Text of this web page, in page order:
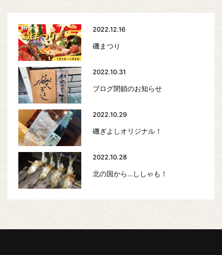
2022.12.16
磯まつり
2022.10.31
ブログ閉鎖のお知らせ
2022.10.29
磯ぎよしオリジナル！
2022.10.28
北の国から…ししゃも！